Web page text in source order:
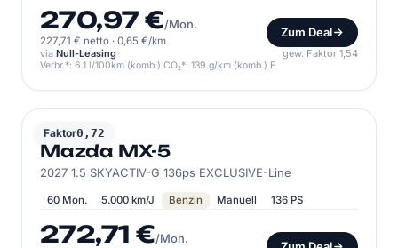
270,97 €/Mon.
227,71 € netto · 0,65 €/km
Zum Deal
via Null-Leasing gew. Faktor 1,54
Verbr.*: 6.1 l/100km (komb.) CO₂*: 139 g/km (komb.) E
Faktor0,72
MAZDA
Mazda MX-5
2027 1.5 SKYACTIV-G 136ps EXCLUSIVE-Line
60 Mon. 5.000 km/J Benzin Manuell 136 PS
272,71 €/Mon.